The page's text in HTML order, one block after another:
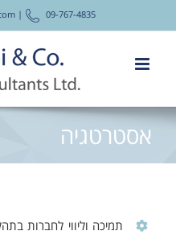
| 09-767-4835
אסטרטגיה
תמיכה וליווי לחברות